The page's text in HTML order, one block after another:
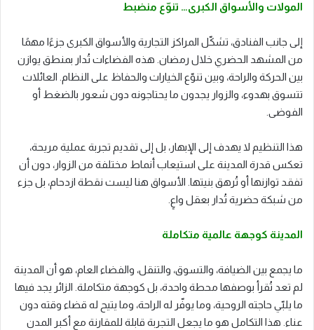
المولات والأسواق الكبرى… تنوّع منضبط
إلى جانب الفنادق، تشكّل المراكز التجارية والأسواق الكبرى جزءًا مهمًا
من المشهد الحضري خلال رمضان. هذه الفضاءات تُدار بمنطق يوازن
بين الحركة والراحة، وبين تنوّع الخيارات والحفاظ على النظام. العائلات
تتسوق بهدوء، والزوار يجدون ما يحتاجونه دون شعور بالضغط أو
الفوضى.
هذا التنظيم لا يهدف إلى الإبهار، بل إلى تقديم تجربة عملية مريحة،
تعكس قدرة المدينة على استيعاب أنماط مختلفة من الزوار، دون أن
تفقد توازنها أو تُرهق بنيتها. الأسواق هنا ليست نقطة ازدحام، بل جزء
من شبكة حضرية تُدار بعقل واعٍ.
المدينة كوجهة عالمية متكاملة
ما يجمع بين الضيافة، والتسوق، والتنقل، والفضاء العام، هو أن المدينة
لم تعد تُقرأ بوصفها محطة واحدة، بل كوجهة متكاملة. الزائر يجد فيها
ما يلبّي حاجته الروحية، وما يوفّر له الراحة، وما يتيح له قضاء وقته دون
عناء. هذا التكامل هو ما يجعل التجربة قابلة للمقارنة مع أكبر المدن